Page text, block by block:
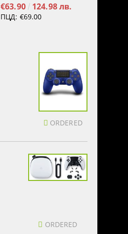
€63.90 124.98 лв.
ПЦД: €69.00
ORDERED
ORDERED